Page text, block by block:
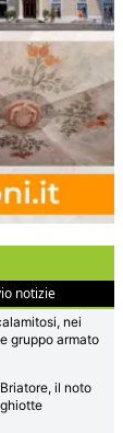
notizie
nei
gruppo armato
il noto